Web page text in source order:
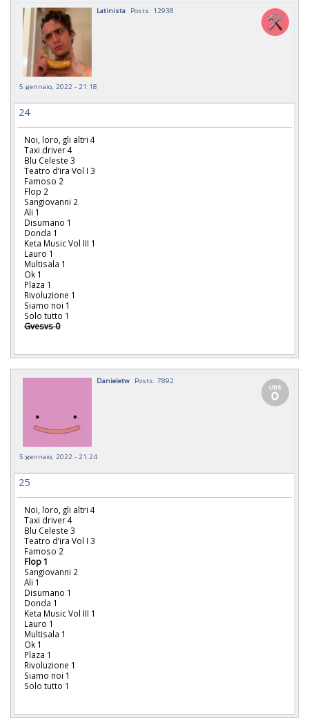
Latinista Posts: 12938
5 gennaio, 2022 - 21:18
24
Noi, loro, gli altri 4
Taxi driver 4
Blu Celeste 3
Teatro d’ira Vol I 3
Famoso 2
Flop 2
Sangiovanni 2
Ali 1
Disumano 1
Donda 1
Keta Music Vol III 1
Lauro 1
Multisala 1
Ok 1
Plaza 1
Rivoluzione 1
Siamo noi 1
Solo tutto 1
Gvesvs 0
Danieletw Posts: 7892
5 gennaio, 2022 - 21:24
25
Noi, loro, gli altri 4
Taxi driver 4
Blu Celeste 3
Teatro d’ira Vol I 3
Famoso 2
Flop 1
Sangiovanni 2
Ali 1
Disumano 1
Donda 1
Keta Music Vol III 1
Lauro 1
Multisala 1
Ok 1
Plaza 1
Rivoluzione 1
Siamo noi 1
Solo tutto 1